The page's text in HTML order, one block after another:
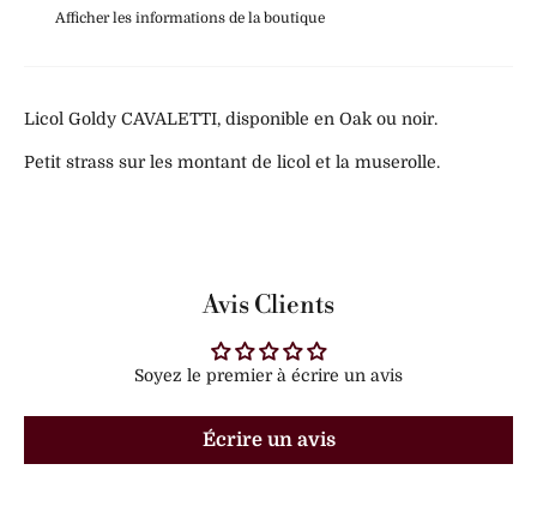
Afficher les informations de la boutique
Licol Goldy CAVALETTI, disponible en Oak ou noir.
Petit strass sur les montant de licol et la muserolle.
Avis Clients
Soyez le premier à écrire un avis
Écrire un avis